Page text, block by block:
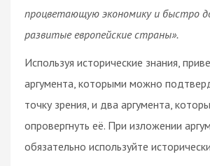
процветающую экономику и быстро
развитые европейские страны».
Используя исторические знания,
аргумента, которыми можно
точку зрения, и два аргумента,
опровергнуть её. При изложении
обязательно используйте